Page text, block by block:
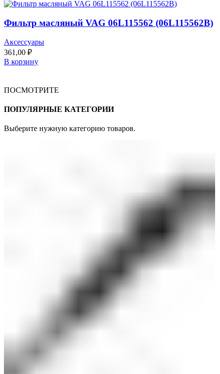
Фильтр масляный VAG 06L115562 (06L115562B)
Аксессуары
361,00 ₽
В корзину
ПОСМОТРИТЕ
ПОПУЛЯРНЫЕ КАТЕГОРИИ
Выберите нужную категорию товаров.